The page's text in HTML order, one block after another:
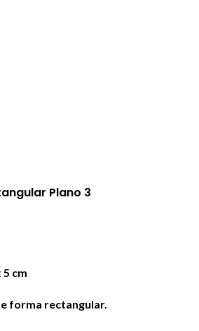
Plano 3
5 cm
forma rectangular.